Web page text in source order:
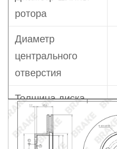
ротора
Диаметр
центрального
отверстия
Толщина диска
Минимальная
толщина диска